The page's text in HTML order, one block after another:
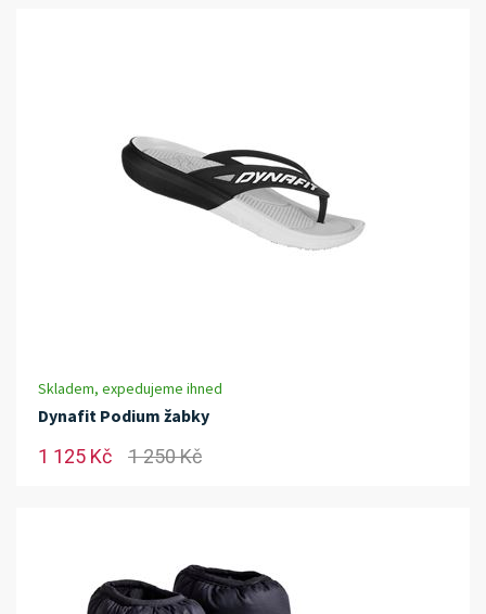
Skladem, expedujeme ihned
Dynafit Podium žabky
1 125 Kč 1 250 Kč